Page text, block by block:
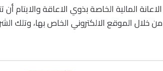
المالية الخاصة بذوي الاعاقة والايتام
من خلال الموقع الالكتروني الخاص بها، وتلك